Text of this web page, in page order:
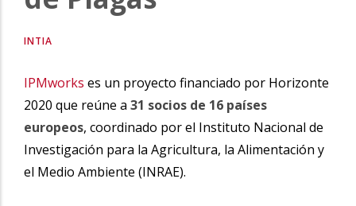
INTIA
IPMworks es un proyecto financiado por Horizonte
2020 que reúne a 31 socios de 16 países
europeos, coordinado por el Instituto Nacional de
Investigación para la Agricultura, la Alimentación y
el Medio Ambiente (INRAE).